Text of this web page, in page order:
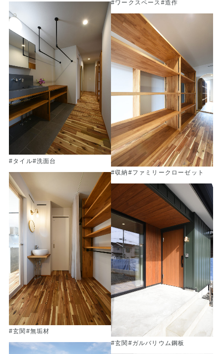
#ワークスペース #造作
#タイル#洗面台
#収納#ファミリークローゼット
#玄関 #無垢材
#玄関#ガルバリウム鋼板